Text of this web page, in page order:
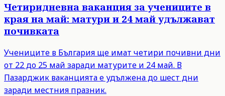
Четиридневна ваканция за учениците в
края на май: матури и 24 май удължават
почивката
Учениците в България ще имат четири почивни дни
от 22 до 25 май заради матурите и 24 май. В
Пазарджик ваканцията е удължена до шест дни
заради местния празник.